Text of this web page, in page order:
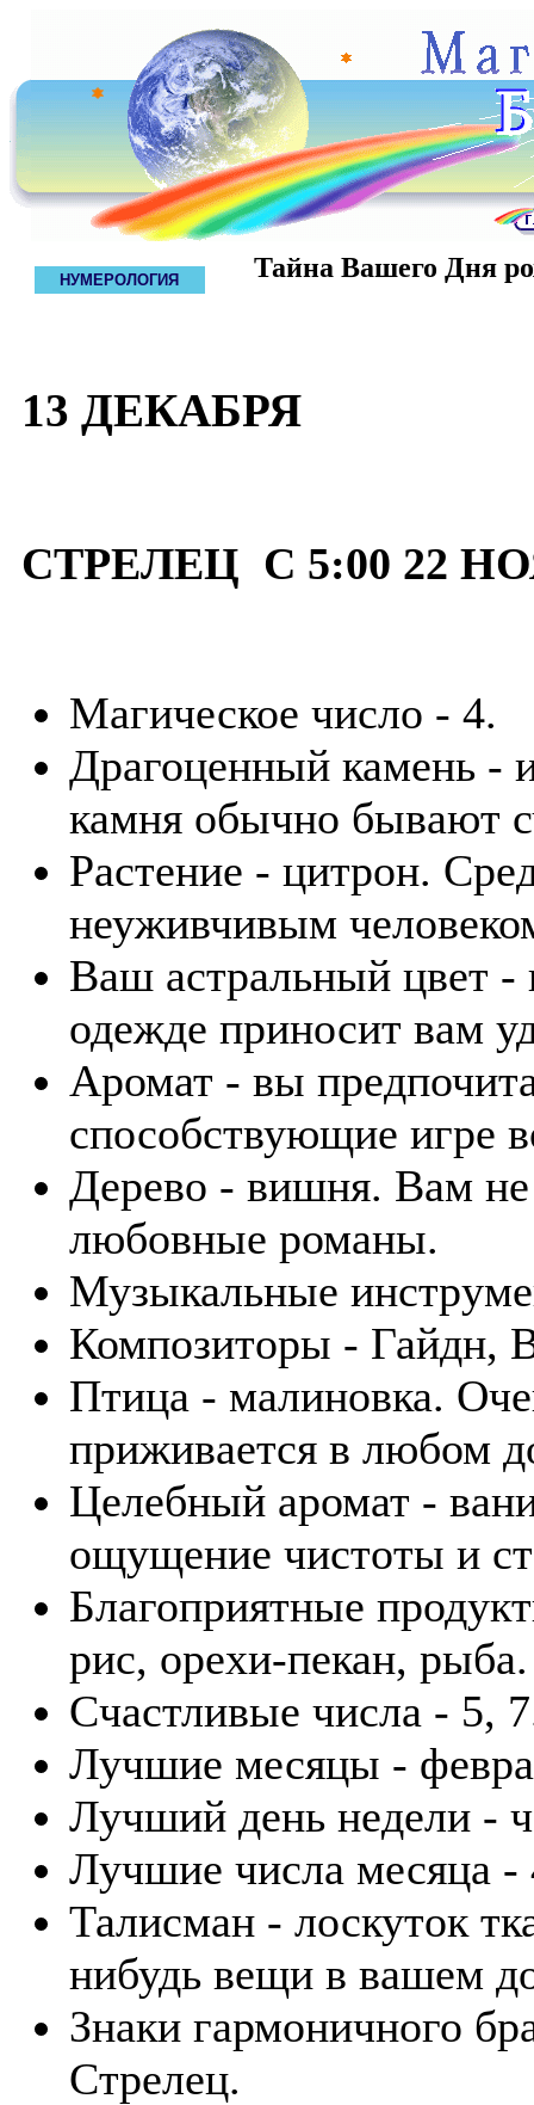
НУМЕРОЛОГИЯ Тайна Вашего Дня
13 ДЕКАБРЯ
СТРЕЛЕЦ С 5:00 22
Магическое число - 4.
Драгоценный камень -
камня обычно бывают
Растение - цитрон.
неуживчивым
Ваш астральный цвет
одежде приносит вам
Аромат - вы
способствующие игре
Дерево - вишня. Вам не
любовные романы.
Музыкальные
Композиторы - Гайдн,
Птица - малиновка.
приживается в любом
Целебный аромат -
ощущение чистоты и
Благоприятные
рис, орехи-пекан, рыба.
Счастливые числа - 5,
Лучшие месяцы -
Лучший день недели -
Лучшие числа месяца -
Талисман - лоскуток
нибудь вещи в вашем
Знаки гармоничного
Стрелец.